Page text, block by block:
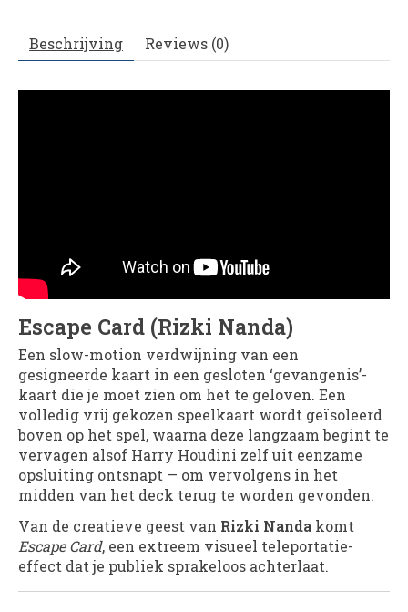
Beschrijving Reviews (0)
Escape Card (Rizki Nanda)
Een slow-motion verdwijning van een
gesigneerde kaart in een gesloten ‘gevangenis’-
kaart die je moet zien om het te geloven. Een
volledig vrij gekozen speelkaart wordt geïsoleerd
boven op het spel, waarna deze langzaam begint te
vervagen alsof Harry Houdini zelf uit eenzame
opsluiting ontsnapt — om vervolgens in het
midden van het deck terug te worden gevonden.
Van de creatieve geest van Rizki Nanda komt
Escape Card, een extreem visueel teleportatie-
effect dat je publiek sprakeloos achterlaat.